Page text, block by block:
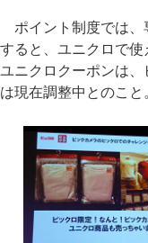
ポイント制度では、
すると、ユニクロで使
ユニクロクーポンは、
は現在調整中とのこと